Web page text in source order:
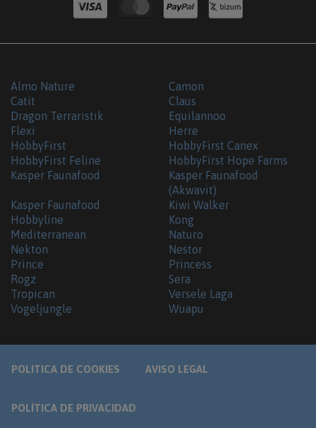
Almo Nature
Camon
Catit
Claus
Dragon Terraristik
Equilannoo
Flexi
Herre
HobbyFirst
HobbyFirst Canex
HobbyFirst Feline
HobbyFirst Hope Farms
Kasper Faunafood
Kasper Faunafood
(Akwavit)
Kasper Faunafood
Hobbyline
Kiwi Walker
Kong
Mediterranean
Naturo
Nekton
Nestor
Prince
Princess
Rogz
Sera
Tropican
Versele Laga
Vogeljungle
Wuapu
POLITICA DE COOKIES AVISO LEGAL
POLÍTICA DE PRIVACIDAD